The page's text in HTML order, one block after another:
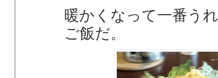
暖かくなって一番う
ご飯だ。